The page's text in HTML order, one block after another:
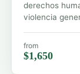
derechos
violencia
from
$1,650